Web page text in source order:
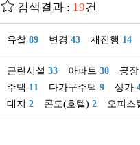
검색결과 : 19건
유찰 89 변경 43 재진행 14
근린시설 33 아파트 30 공장
주택 11 다가구주택 9 상가
대지 2 콘도(호텔) 2 오피스